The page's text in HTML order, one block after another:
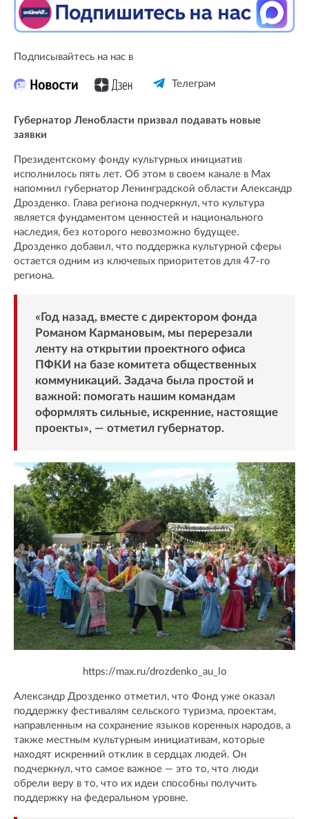
Подписывайтесь на нас в
Телеграм
Губернатор Ленобласти призвал подавать новые
заявки
Президентскому фонду культурных инициатив
исполнилось пять лет. Об этом в своем канале в Max
напомнил губернатор Ленинградской области Александр
Дрозденко. Глава региона подчеркнул, что культура
является фундаментом ценностей и национального
наследия, без которого невозможно будущее.
Дрозденко добавил, что поддержка культурной сферы
остается одним из ключевых приоритетов для 47-го
региона.
«Год назад, вместе с директором фонда
Романом Кармановым, мы перерезали
ленту на открытии проектного офиса
ПФКИ на базе комитета общественных
коммуникаций. Задача была простой и
важной: помогать нашим командам
оформлять сильные, искренние, настоящие
проекты», — отметил губернатор.
https://max.ru/drozdenko_au_lo
Александр Дрозденко отметил, что Фонд уже оказал
поддержку фестивалям сельского туризма, проектам,
направленным на сохранение языков коренных народов, а
также местным культурным инициативам, которые
находят искренний отклик в сердцах людей. Он
подчеркнул, что самое важное — это то, что люди
обрели веру в то, что их идеи способны получить
поддержку на федеральном уровне.